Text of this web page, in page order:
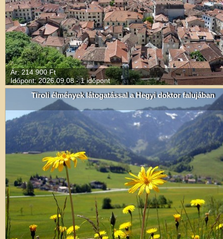
Ár: 214 900 Ft
Időpont: 2026.09.08 - 1 időpont
Tiroli élmények látogatással a Hegyi doktor falujában